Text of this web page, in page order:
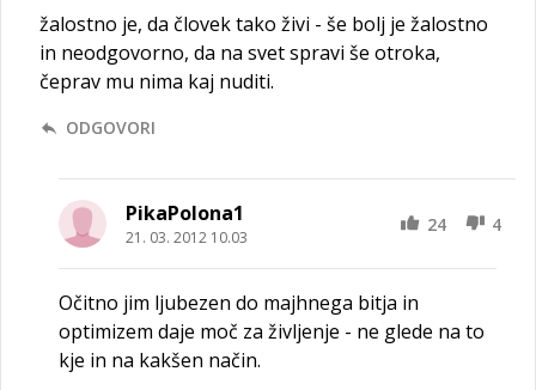
žalostno je, da človek tako živi - še bolj je žalostno
in neodgovorno, da na svet spravi še otroka,
čeprav mu nima kaj nuditi.
ODGOVORI
PikaPolona1
21. 03. 2012 10.03
24 4
Očitno jim ljubezen do majhnega bitja in
optimizem daje moč za življenje - ne glede na to
kje in na kakšen način.